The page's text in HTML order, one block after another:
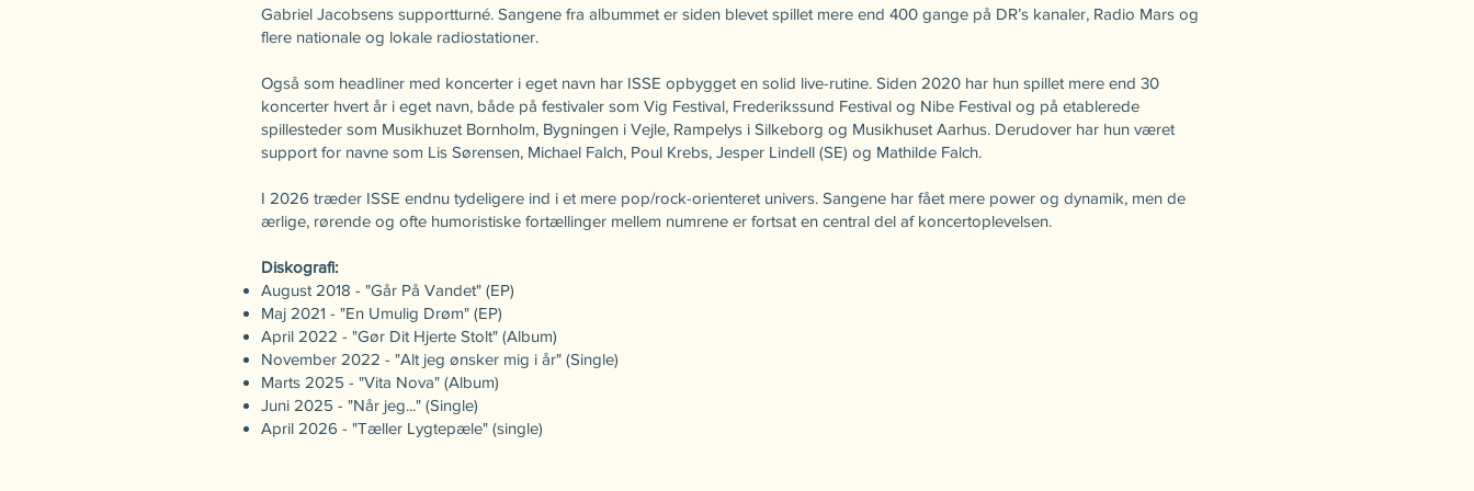
Gabriel Jacobsens supportturné. Sangene fra albummet er siden blevet spillet mere end 400 gange på DR’s kanaler, Radio Mars og
flere nationale og lokale radiostationer.
Også som headliner med koncerter i eget navn har ISSE opbygget en solid live-rutine. Siden 2020 har hun spillet mere end 30
koncerter hvert år i eget navn, både på festivaler som Vig Festival, Frederikssund Festival og Nibe Festival og på etablerede
spillesteder som Musikhuzet Bornholm, Bygningen i Vejle, Rampelys i Silkeborg og Musikhuset Aarhus. Derudover har hun været
support for navne som Lis Sørensen, Michael Falch, Poul Krebs, Jesper Lindell (SE) og Mathilde Falch.
I 2026 træder ISSE endnu tydeligere ind i et mere pop/rock-orienteret univers. Sangene har fået mere power og dynamik, men de
ærlige, rørende og ofte humoristiske fortællinger mellem numrene er fortsat en central del af koncertoplevelsen.
Diskografi:
August 2018 - "Går På Vandet" (EP)
Maj 2021 - "En Umulig Drøm" (EP)
April 2022 - "Gør Dit Hjerte Stolt" (Album)
November 2022 - "Alt jeg ønsker mig i år" (Single)
Marts 2025 - "Vita Nova" (Album)
Juni 2025 - "Når jeg..." (Single)
April 2026 - "Tæller Lygtepæle" (single)